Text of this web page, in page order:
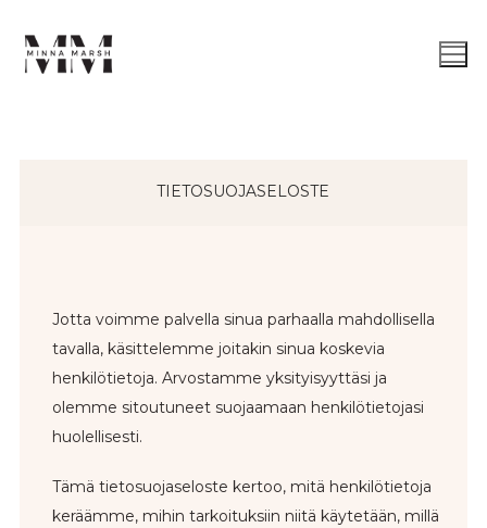
TIETOSUOJASELOSTE
Jotta voimme palvella sinua parhaalla mahdollisella
tavalla, käsittelemme joitakin sinua koskevia
henkilötietoja. Arvostamme yksityisyyttäsi ja
olemme sitoutuneet suojaamaan henkilötietojasi
huolellisesti.
Tämä tietosuojaseloste kertoo, mitä henkilötietoja
keräämme, mihin tarkoituksiin niitä käytetään, millä